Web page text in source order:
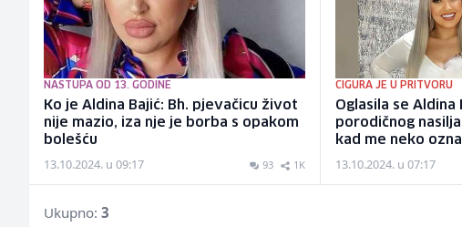
NASTUPA OD 13. GODINE
Ko je Aldina Bajić: Bh. pjevačicu život
nije mazio, iza nje je borba s opakom
bolešću
13.10.2024. u 09:17 93 1K
CIGURA JE U PRITVORU
Oglasila se Aldina
porodičnog
kad me neko
13.10.2024. u 07:17
Ukupno: 3